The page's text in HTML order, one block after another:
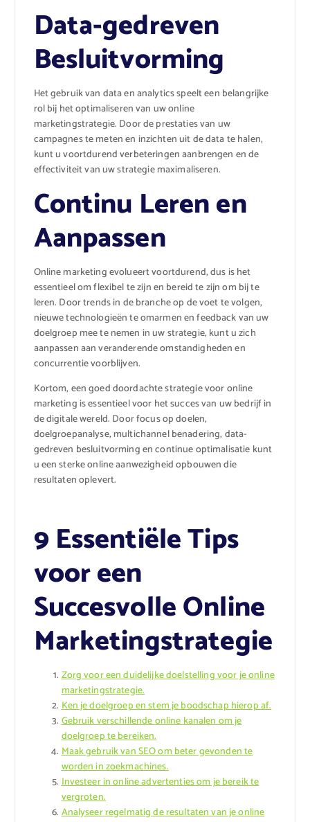
Data-gedreven
Besluitvorming
Het gebruik van data en analytics speelt een belangrijke
rol bij het optimaliseren van uw online
marketingstrategie. Door de prestaties van uw
campagnes te meten en inzichten uit de data te halen,
kunt u voortdurend verbeteringen aanbrengen en de
effectiviteit van uw strategie maximaliseren.
Continu Leren en
Aanpassen
Online marketing evolueert voortdurend, dus is het
essentieel om flexibel te zijn en bereid te zijn om bij te
leren. Door trends in de branche op de voet te volgen,
nieuwe technologieën te omarmen en feedback van uw
doelgroep mee te nemen in uw strategie, kunt u zich
aanpassen aan veranderende omstandigheden en
concurrentie voorblijven.
Kortom, een goed doordachte strategie voor online
marketing is essentieel voor het succes van uw bedrijf in
de digitale wereld. Door focus op doelen,
doelgroepanalyse, multichannel benadering, data-
gedreven besluitvorming en continue optimalisatie kunt
u een sterke online aanwezigheid opbouwen die
resultaten oplevert.
9 Essentiële Tips
voor een
Succesvolle Online
Marketingstrategie
Zorg voor een duidelijke doelstelling voor je online
marketingstrategie.
Ken je doelgroep en stem je boodschap hierop af.
Gebruik verschillende online kanalen om je
doelgroep te bereiken.
Maak gebruik van SEO om beter gevonden te
worden in zoekmachines.
Investeer in online advertenties om je bereik te
vergroten.
Analyseer regelmatig de resultaten van je online